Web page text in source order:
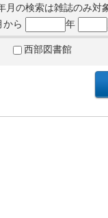
月の検索は雑誌のみ対
から 年
西部図書館